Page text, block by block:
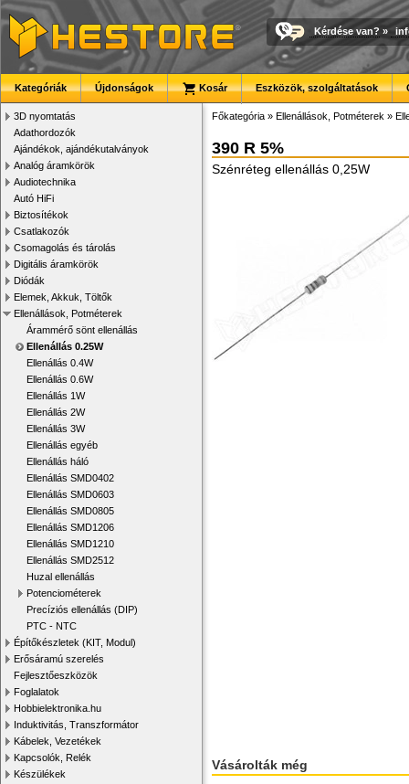
Kérdése van? »
Kategóriák Újdonságok Kosár Eszközök, szolgáltatások
3D nyomtatás
Adathordozók
Ajándékok, ajándékutalványok
Analóg áramkörök
Audiotechnika
Autó HiFi
Biztosítékok
Csatlakozók
Csomagolás és tárolás
Digitális áramkörök
Diódák
Elemek, Akkuk, Töltők
Ellenállások, Potméterek
Árammérő sönt ellenállás
Ellenállás 0.25W
Ellenállás 0.4W
Ellenállás 0.6W
Ellenállás 1W
Ellenállás 2W
Ellenállás 3W
Ellenállás egyéb
Ellenállás háló
Ellenállás SMD0402
Ellenállás SMD0603
Ellenállás SMD0805
Ellenállás SMD1206
Ellenállás SMD1210
Ellenállás SMD2512
Huzal ellenállás
Potenciométerek
Precíziós ellenállás (DIP)
PTC - NTC
Építőkészletek (KIT, Modul)
Erősáramú szerelés
Fejlesztőeszközök
Foglalatok
Hobbielektronika.hu
Induktivitás, Transzformátor
Kábelek, Vezetékek
Kapcsolók, Relék
Készülékek
Főkategória » Ellenállások, Potméterek »
390 R 5%
Szénréteg ellenállás 0,25W
Vásárolták még